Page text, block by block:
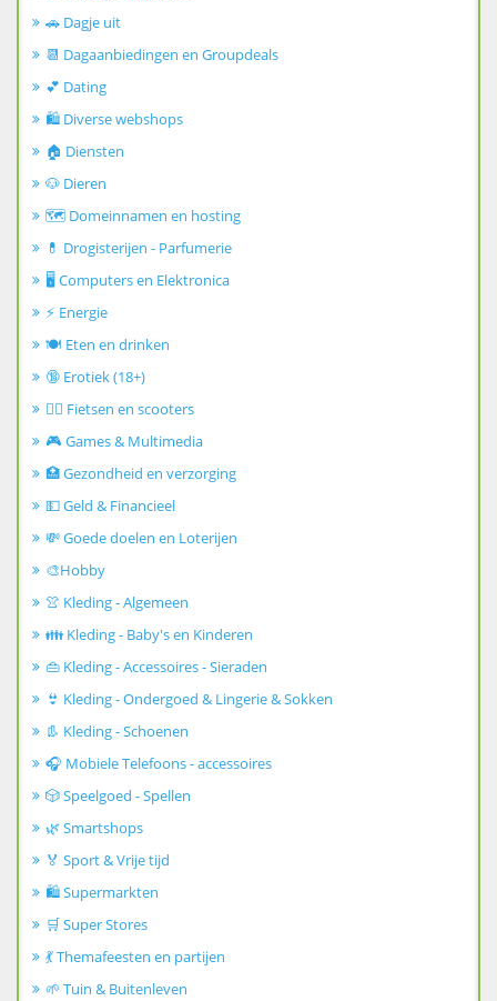
🚗 Dagje uit
📆 Dagaanbiedingen en Groupdeals
💕 Dating
🛍️ Diverse webshops
🏠 Diensten
🐶 Dieren
🗺️ Domeinnamen en hosting
💊 Drogisterijen - Parfumerie
🖥️ Computers en Elektronica
⚡ Energie
🍽️ Eten en drinken
🔞 Erotiek (18+)
🚴‍♂️ Fietsen en scooters
🎮 Games & Multimedia
🏥 Gezondheid en verzorging
💵 Geld & Financieel
💸 Goede doelen en Loterijen
🎨Hobby
👚 Kleding - Algemeen
👪 Kleding - Baby's en Kinderen
👜 Kleding - Accessoires - Sieraden
👙 Kleding - Ondergoed & Lingerie & Sokken
👢 Kleding - Schoenen
🎧 Mobiele Telefoons - accessoires
🎲 Speelgoed - Spellen
🌿 Smartshops
🏅 Sport & Vrije tijd
🛍️ Supermarkten
🛒 Super Stores
💃 Themafeesten en partijen
🌱 Tuin & Buitenleven